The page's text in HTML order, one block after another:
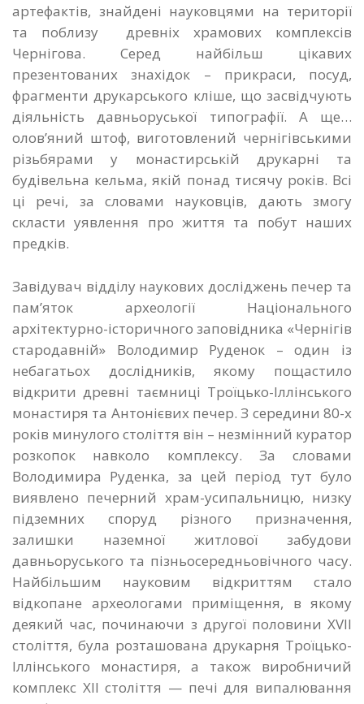
артефактів, знайдені науковцями на території
та поблизу древніх храмових комплексів
Чернігова. Серед найбільш цікавих
презентованих знахідок – прикраси, посуд,
фрагменти друкарського кліше, що засвідчують
діяльність давньоруської типографії. А ще…
олов’яний штоф, виготовлений чернігівськими
різьбярами у монастирській друкарні та
будівельна кельма, якій понад тисячу років. Всі
ці речі, за словами науковців, дають змогу
скласти уявлення про життя та побут наших
предків.
Завідувач відділу наукових досліджень печер та
пам’яток археології Національного
архітектурно-історичного заповідника «Чернігів
стародавній» Володимир Руденок – один із
небагатьох дослідників, якому пощастило
відкрити древні таємниці Троїцько-Іллінського
монастиря та Антонієвих печер. З середини 80-х
років минулого століття він – незмінний куратор
розкопок навколо комплексу. За словами
Володимира Руденка, за цей період тут було
виявлено печерний храм-усипальницю, низку
підземних споруд різного призначення,
залишки наземної житлової забудови
давньоруського та пізньосередньовічного часу.
Найбільшим науковим відкриттям стало
відкопане археологами приміщення, в якому
деякий час, починаючи з другої половини XVII
століття, була розташована друкарня Троїцько-
Іллінського монастиря, а також виробничий
комплекс ХІІ століття — печі для випалювання